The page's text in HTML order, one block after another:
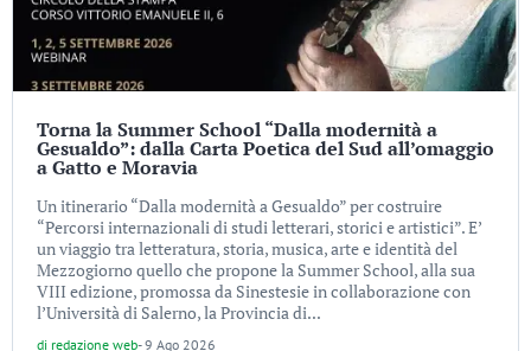
Torna la Summer School “Dalla modernità a
Gesualdo”: dalla Carta Poetica del Sud all’omaggio
a Gatto e Moravia
Un itinerario “Dalla modernità a Gesualdo” per costruire
“Percorsi internazionali di studi letterari, storici e artistici”. E’
un viaggio tra letteratura, storia, musica, arte e identità del
Mezzogiorno quello che propone la Summer School, alla sua
VIII edizione, promossa da Sinestesie in collaborazione con
l’Università di Salerno, la Provincia di...
di redazione web-9 Ago 2026